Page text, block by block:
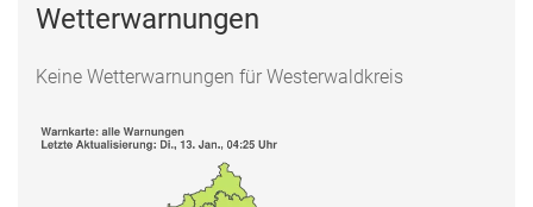
Wetterwarnungen
Keine Wetterwarnungen für Westerwaldkreis